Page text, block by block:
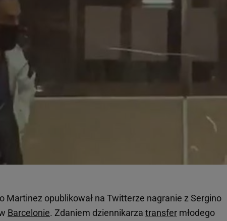
Martinez opublikował na Twitterze nagranie z Sergino
Barcelonie. Zdaniem dziennikarza transfer młodego